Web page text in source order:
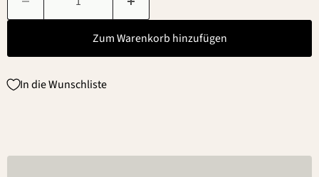
Zum Warenkorb hinzufügen
In die Wunschliste